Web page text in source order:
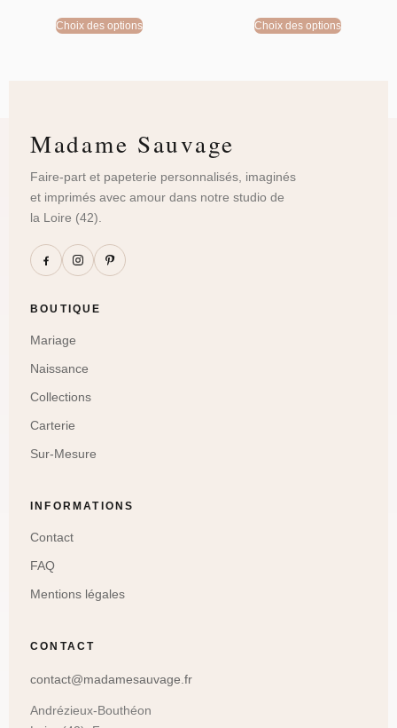
Choix des options Choix des options
Madame Sauvage
Faire-part et papeterie personnalisés, imaginés
et imprimés avec amour dans notre studio de
la Loire (42).
BOUTIQUE
Mariage
Naissance
Collections
Carterie
Sur-Mesure
INFORMATIONS
Contact
FAQ
Mentions légales
CONTACT
contact@madamesauvage.fr
Andrézieux-Bouthéon